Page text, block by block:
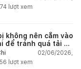
lượt xem
không nên cắm vào
để tránh quá tải và
nhà
02/06/2026,
lượt xem